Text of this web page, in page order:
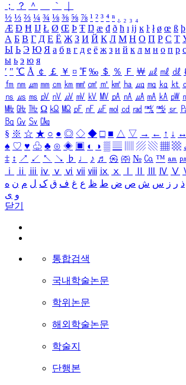
；
？ ＾ ｀
½ ⅓ ⅔ ¼ ¾ ⅛ ⅜ ⅝ ⅞ ¹ ² ³ ⁴ ⁿ ₁ ₂ ₃ ₄
Æ Ð Ħ Ĳ Ł Ø Œ Þ Ŧ Ŋ æ đ ð ħ ı ĳ ĸ ŀ ł ø œ ß þ
А Б В Г Д Е Ё Ж З И Й К Л М Н О П Р С Т
Ы Ь Э Ю Я а б в г д е ё ж з и й к л м н о п р с
ы ь э ю я
′ ″ ℃ Å ￠ ￡ ￥ ¤ ℉ ‰ ＄ ％ Ｆ ￦ ㎕ ㎖ ㎗
㎙ ㎚ ㎛ ㎜ ㎝ ㎞ ㎟ ㎠ ㎡ ㎢ ㏊ ㎍ ㎎ ㎏ ㏏
㎱ ㎲ ㎳ ㎴ ㎵ ㎶ ㎷ ㎸ ㎹ ㎀ ㎁ ㎂ ㎃ ㎄ ㎺
㎒ ㎓ ㎔ Ω ㏀ ㏁ ㎊ ㎋ ㎌ ㏖ ㏅ ㎭ ㎮ ㎯ ㏛
㏃ ㏉ ㏜ ㏆
§ ※ ☆ ★ ○ ● ◎ ◇ ◆ □ ■ △ ▽ → ← ↑ ↓ ↔
♠ ♡ ♥ ♧ ♣ ⊙ ◈ ▣ ◐ ◑ ▒ ▤ ▨ ▧ ▦ ▩
‡ ↕ ↗ ↙ ↖ ↘ ♭ ♩ ♪ ♬ ㉿ ㈜ № ㏇ ™ ㏂
ⅰ
ⅱ ⅲ ⅳ ⅴ ⅵ ⅶ ⅷ ⅸ ⅹ Ⅳ Ⅴ
ذ ر ز س ش ص ض ط ظ ع غ ف ق ک ل م ن ه
و ی
닫기
통합검색
국내학술논문
학위논문
해외학술논문
학술지
단행본